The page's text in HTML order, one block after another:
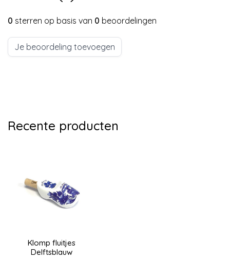
0 sterren op basis van 0 beoordelingen
Je beoordeling toevoegen
Recente producten
Klomp fluitjes
Delftsblauw